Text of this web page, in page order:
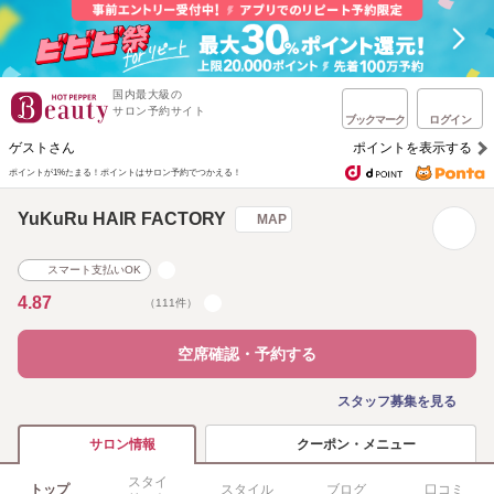
国内最大級の
サロン予約サイト
ブックマーク ログイン
ゲストさん ポイントを表示する
ポイントが1%たまる！ ポイントはサロン予約でつかえる！
YuKuRu HAIR FACTORY MAP
スマート支払いOK
4.87 （111件）
空席確認・予約する
スタッフ募集を見る
サロン情報 クーポン・メニュー
トップ
スタイ
スタイル ブログ 口コミ